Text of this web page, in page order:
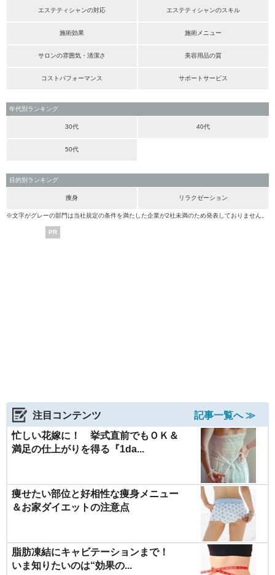
エステティシャンの対応 エステティシャンのスキル
施術効果 施術メニュー
サロンの雰囲気・清潔さ 美容用品の質
コストパフォーマンス サポートサービス
年代別ランキング
30代 40代
50代
目的別ランキング
痩身 リラクゼーション
※文字がグレーの部門は当社規定の条件を満たした企業が2社未満のため発表しておりません。
PR
注目コンテンツ
記事一覧へ ≫
忙しい花嫁に！ 挙式直前でもＯＫ＆
満足の仕上がりを得る『1da...
痩せたい部位と好相性な痩身メニュー
＆お家ダイエットの注意点
脂肪凍結にキャビテーションまで！
いま知りたいのは“効果の...